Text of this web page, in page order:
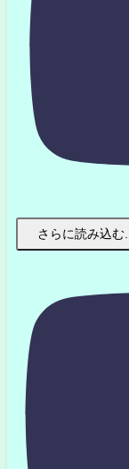
さらに読み込む...